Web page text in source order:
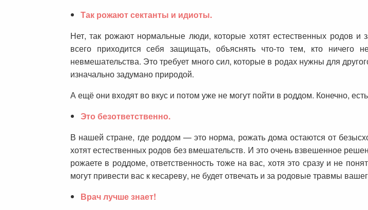
Так рожают сектанты и идиоты.
Нет, так рожают нормальные люди, которые хотят естественных родов
всего приходится себя защищать, объяснять что-то тем, кто ничего
невмешательства. Это требует много сил, которые в родах нужны для
изначально задумано природой.
А ещё они входят во вкус и потом уже не могут пойти в роддом. Конечно,
Это безответственно.
В нашей стране, где роддом — это норма, рожать дома остаются от
хотят естественных родов без вмешательств. И это очень взвешенное
рожаете в роддоме, ответственность тоже на вас, хотя это сразу и не
могут привести вас к кесареву, не будет отвечать и за родовые травмы
Врач лучше знает!